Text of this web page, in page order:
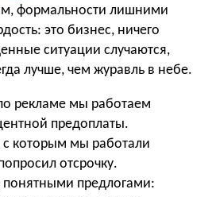
формальности лишними
это бизнес, ничего
ситуации случаются,
лучше, чем журавль в небе.
рекламе мы работаем
предоплаты.
которым мы работали
отсрочку.
понятными предлогами: